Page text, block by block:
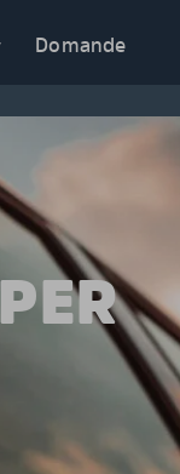
Domande